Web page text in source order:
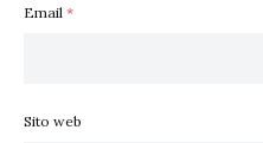
Email *
Sito web